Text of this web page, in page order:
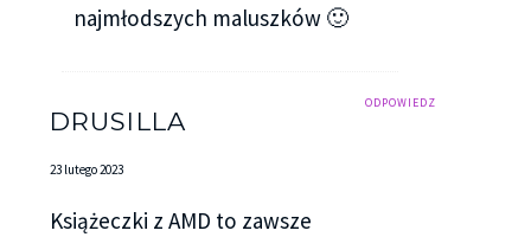
najmłodszych maluszków 🙂
ODPOWIEDZ
DRUSILLA
23 lutego 2023
Książeczki z AMD to zawsze